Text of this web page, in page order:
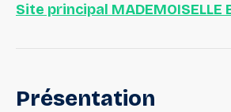
Site principal MADEMOISELLE
Présentation